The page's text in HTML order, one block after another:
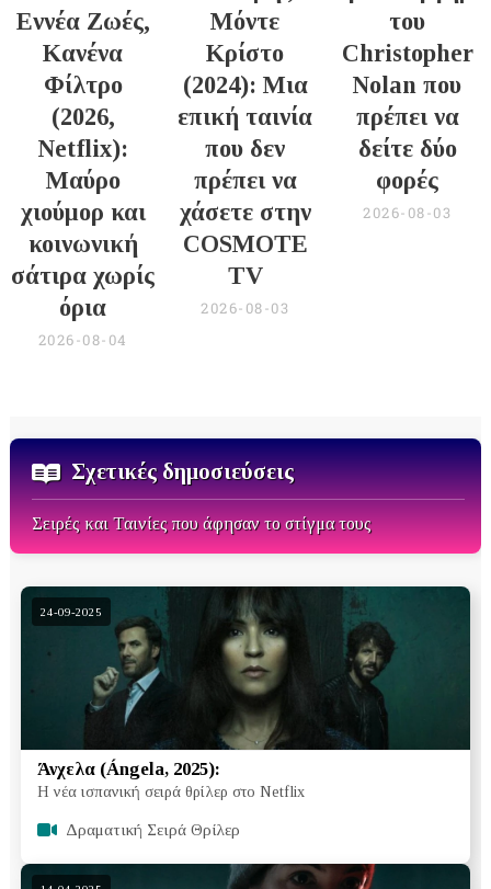
Εννέα Ζωές,
Κανένα
Φίλτρο
(2026,
Netflix):
Μαύρο
χιούμορ και
κοινωνική
σάτιρα χωρίς
όρια
2026-08-04
Μόντε
Κρίστο
(2024): Μια
επική ταινία
που δεν
πρέπει να
χάσετε στην
COSMOTE
TV
2026-08-03
του
Christopher
Nolan που
πρέπει να
δείτε δύο
φορές
2026-08-03
Σχετικές δημοσιεύσεις
Σειρές και Ταινίες που άφησαν το στίγμα τους
Άνχελα (Ángela, 2025):
Η νέα ισπανική σειρά θρίλερ στο Netflix
Δραματική Σειρά Θρίλερ
24-09-2025